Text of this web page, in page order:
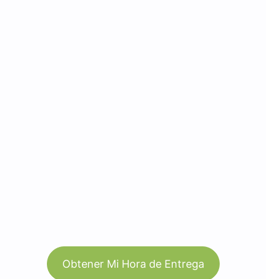
Obtener Mi Hora de Entrega